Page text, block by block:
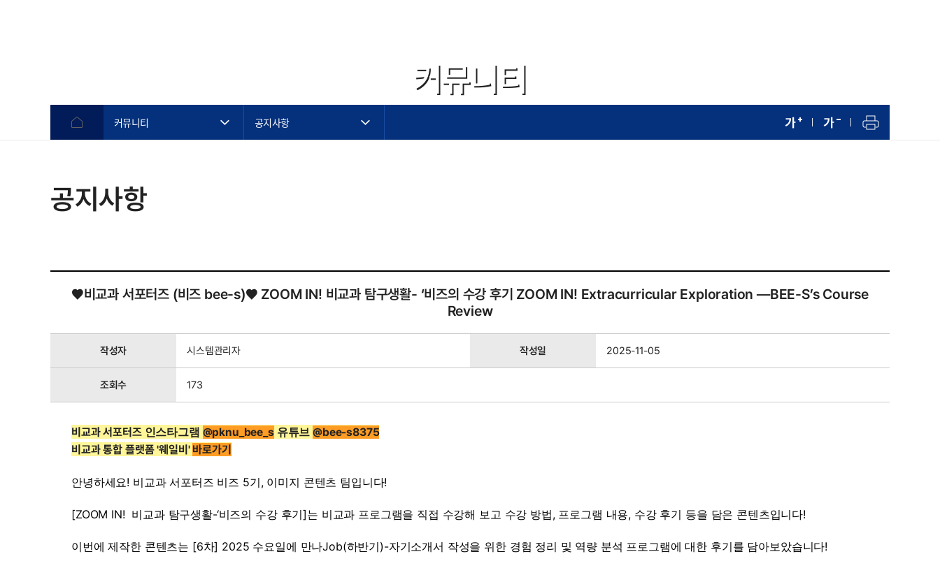
커뮤니티
커뮤니티 공지사항
공지사항
♥비교과 서포터즈 (비즈 bee-s)♥ ZOOM IN! 비교과 탐구생활- ‘비즈의 수강 후기 ZOOM IN! Extracurricular Exploration ―BEE-S’s Course
Review
작성자 시스템관리자 작성일 2025-11-05
조회수 173
비교과 서포터즈 인스타그램 @pknu_bee_s 유튜브 @bee-s8375
비교과 통합 플랫폼 '웨일비' 바로가기
안녕하세요! 비교과 서포터즈 비즈 5기, 이미지 콘텐츠 팀입니다!
[ZOOM IN!  비교과 탐구생활-‘비즈의 수강 후기]는 비교과 프로그램을 직접 수강해 보고 수강 방법, 프로그램 내용, 수강 후기 등을 담은 콘텐츠입니다!
이번에 제작한 콘텐츠는 [6차] 2025 수요일에 만나Job(하반기)-자기소개서 작성을 위한 경험 정리 및 역량 분석 프로그램에 대한 후기를 담아보았습니다!